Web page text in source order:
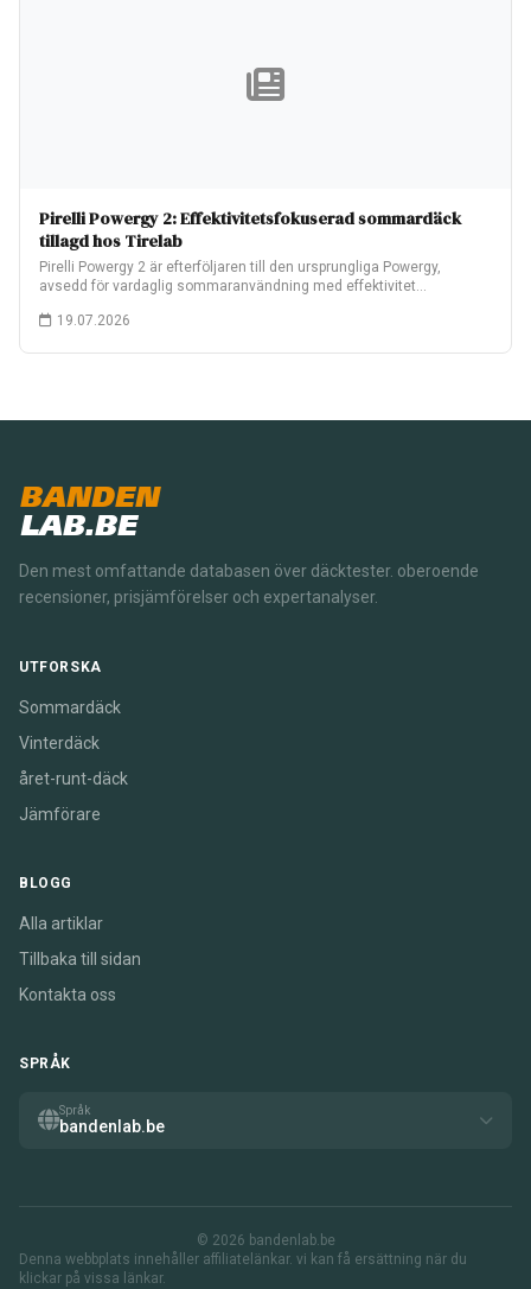
Pirelli Powergy 2: Effektivitetsfokuserad sommardäck
tillagd hos Tirelab
Pirelli Powergy 2 är efterföljaren till den ursprungliga Powergy,
avsedd för vardaglig sommaranvändning med effektivitet…
19.07.2026
BANDEN
LAB.BE
Den mest omfattande databasen över däcktester. oberoende
recensioner, prisjämförelser och expertanalyser.
UTFORSKA
Sommardäck
Vinterdäck
året-runt-däck
Jämförare
BLOGG
Alla artiklar
Tillbaka till sidan
Kontakta oss
SPRÅK
Språk
bandenlab.be
© 2026 bandenlab.be
Denna webbplats innehåller affiliatelänkar. vi kan få ersättning när du
klickar på vissa länkar.